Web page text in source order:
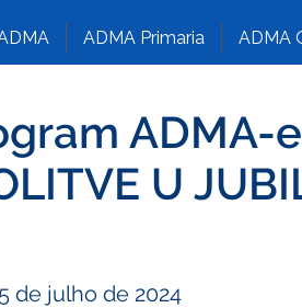
ADMA Primaria ADMA
ADMA-
U
de julho de 2024